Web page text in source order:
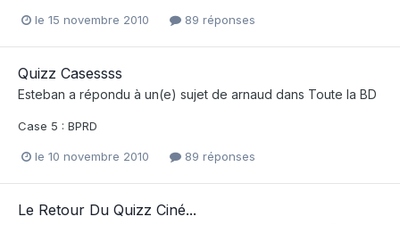
le 15 novembre 2010 89 réponses
Quizz Casessss
Esteban a répondu à un(e) sujet de arnaud dans Toute la BD
Case 5 : BPRD
le 10 novembre 2010 89 réponses
Le Retour Du Quizz Ciné...